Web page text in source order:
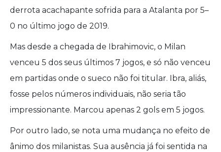
derrota acachapante sofrida para a Atalanta por 5–
0 no último jogo de 2019.
Mas desde a chegada de Ibrahimovic, o Milan
venceu 5 dos seus últimos 7 jogos, e só não venceu
em partidas onde o sueco não foi titular. Ibra, aliás,
fosse pelos números individuais, não seria tão
impressionante. Marcou apenas 2 gols em 5 jogos.
Por outro lado, se nota uma mudança no efeito de
ânimo dos milanistas. Sua ausência já foi sentida na